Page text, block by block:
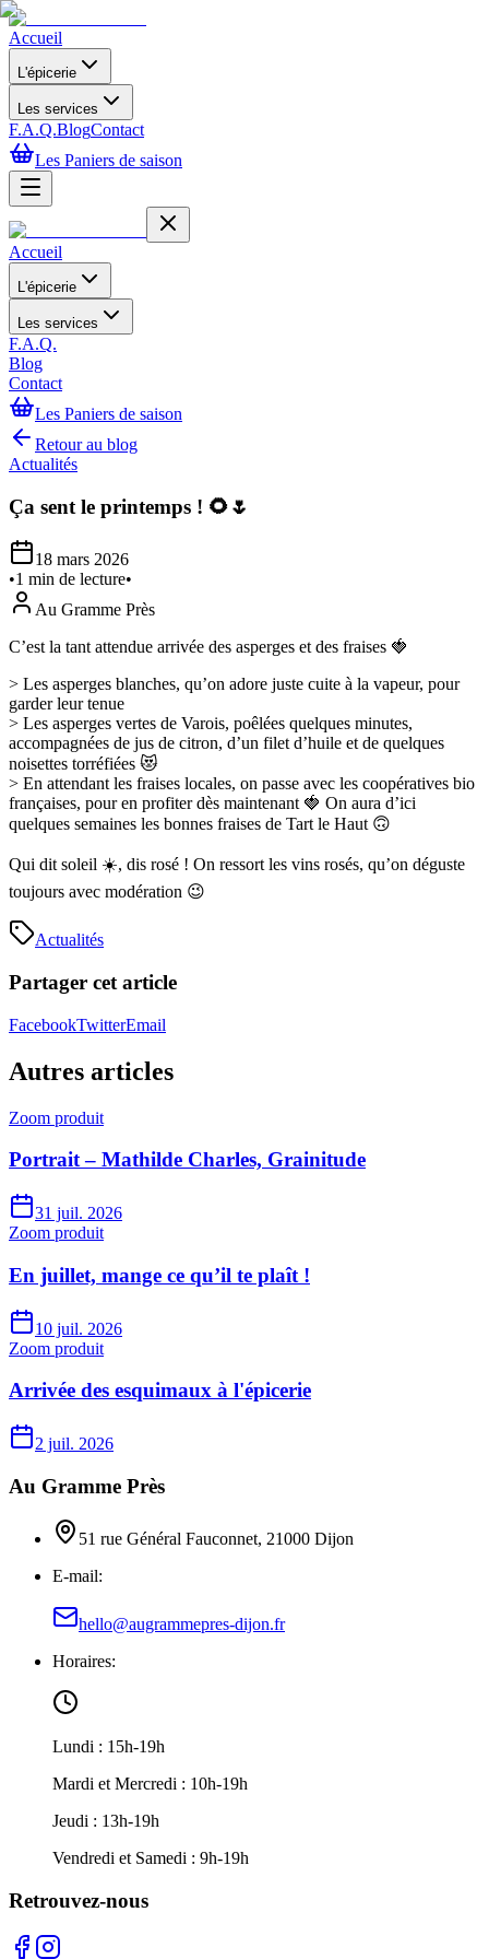
Accueil
L'épicerie
Les services
F.A.Q.BlogContact
Les Paniers de saison
Accueil
L'épicerie
Les services
F.A.Q.
Blog
Contact
Les Paniers de saison
Retour au blog
Actualités
Ça sent le printemps ! 🌻🌷
18 mars 2026
•1 min de lecture•
Au Gramme Près
C’est la tant attendue arrivée des asperges et des fraises 🍓
> Les asperges blanches, qu’on adore juste cuite à la vapeur, pour
garder leur tenue
> Les asperges vertes de Varois, poêlées quelques minutes,
accompagnées de jus de citron, d’un filet d’huile et de quelques
noisettes torréfiées 😻
> En attendant les fraises locales, on passe avec les coopératives bio
françaises, pour en profiter dès maintenant 🍓 On aura d’ici
quelques semaines les bonnes fraises de Tart le Haut 🙃
Qui dit soleil ☀️, dis rosé ! On ressort les vins rosés, qu’on déguste
toujours avec modération 😉
Actualités
Partager cet article
FacebookTwitterEmail
Autres articles
Zoom produit
Portrait – Mathilde Charles, Grainitude
31 juil. 2026
Zoom produit
En juillet, mange ce qu’il te plaît !
10 juil. 2026
Zoom produit
Arrivée des esquimaux à l'épicerie
2 juil. 2026
Au Gramme Près
51 rue Général Fauconnet, 21000 Dijon
E-mail:
hello@augrammepres-dijon.fr
Horaires:
Lundi : 15h-19h
Mardi et Mercredi : 10h-19h
Jeudi : 13h-19h
Vendredi et Samedi : 9h-19h
Retrouvez-nous